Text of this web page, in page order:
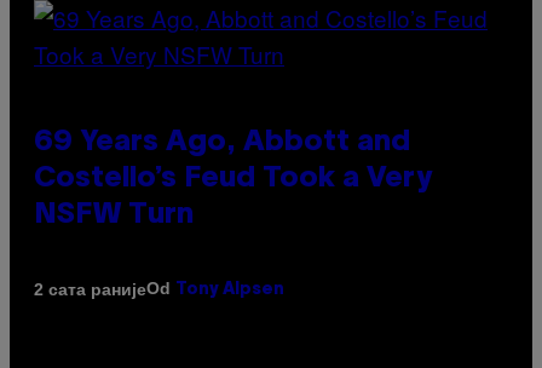
69 Years Ago, Abbott and
Costello’s Feud Took a Very
NSFW Turn
2 сата ранијеOd Tony Alpsen